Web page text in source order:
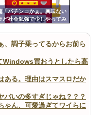
「パチンコかぁ。興味ない
ど社会勉強で少しやってみ
だった
、調子乗ってるからお前ら
買おうとしたら高
ある。理由はスマスロだか
バいの多すぎじゃね？？？
ゃん、可愛過ぎてワイらに